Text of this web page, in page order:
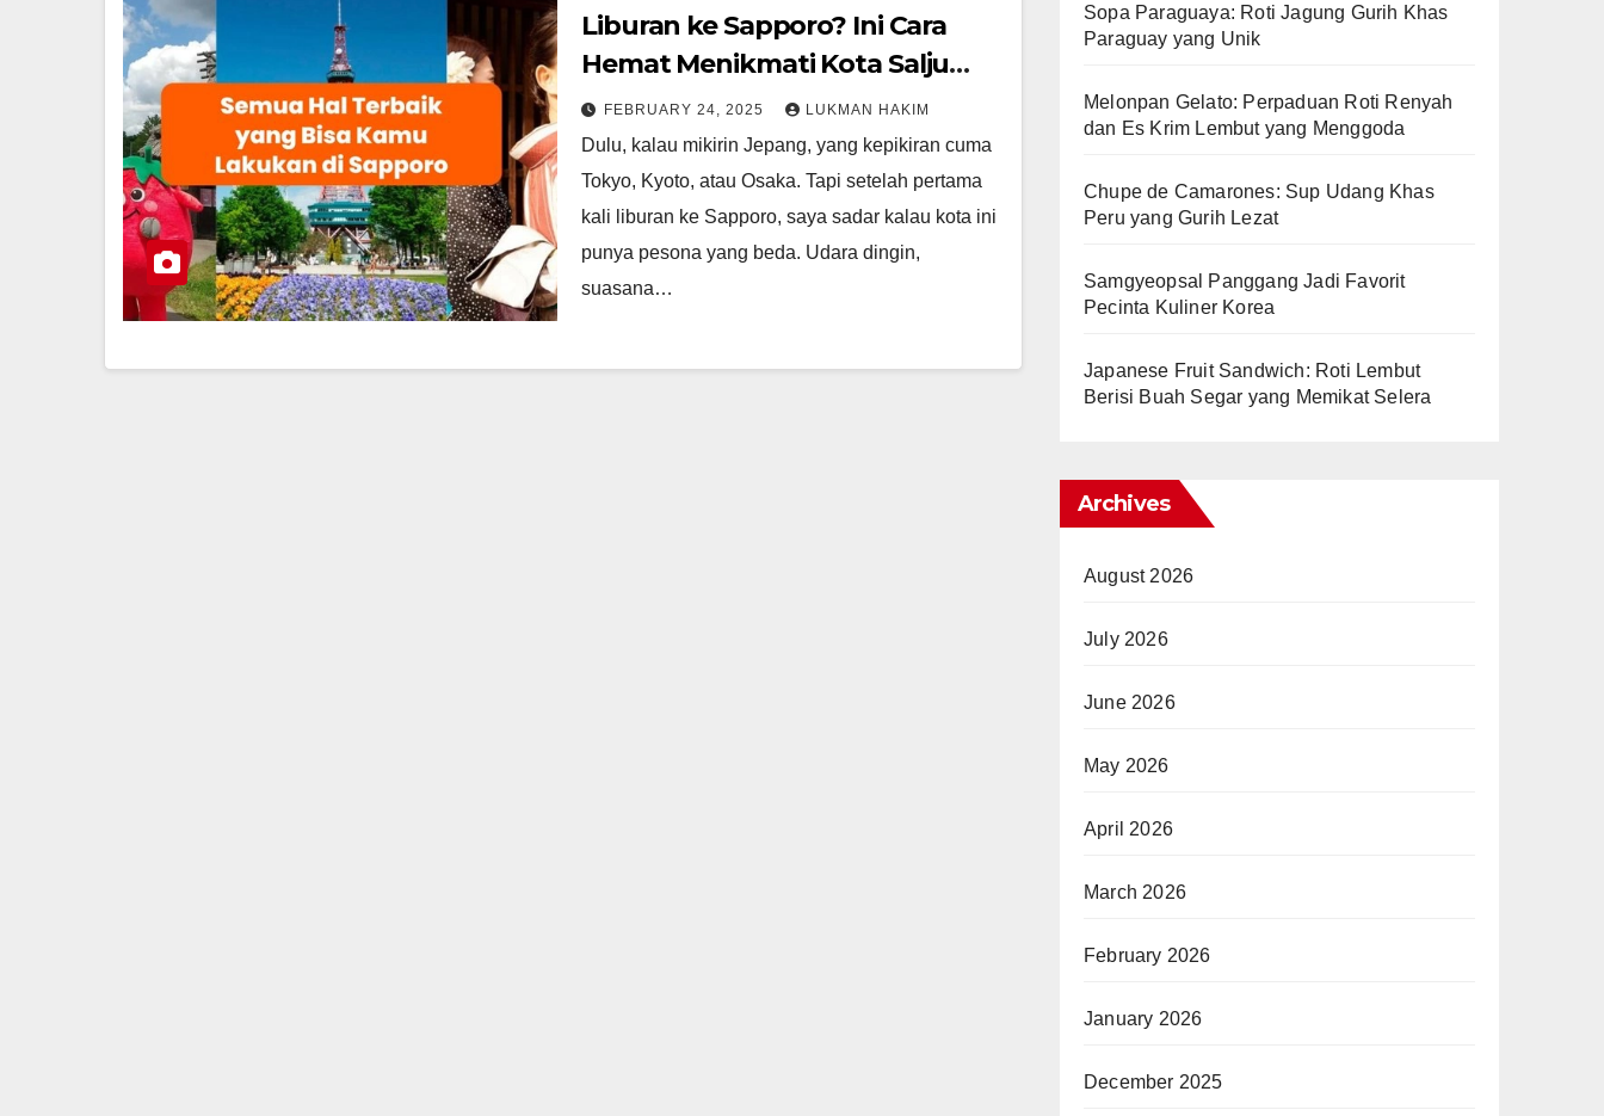
Liburan ke Sapporo? Ini Cara
Hemat Menikmati Kota Salju
Jepang!
FEBRUARY 24, 2025 LUKMAN HAKIM
Dulu, kalau mikirin Jepang, yang kepikiran cuma
Tokyo, Kyoto, atau Osaka. Tapi setelah pertama
kali liburan ke Sapporo, saya sadar kalau kota ini
punya pesona yang beda. Udara dingin,
suasana…
Sopa Paraguaya: Roti Jagung Gurih Khas
Paraguay yang Unik
Melonpan Gelato: Perpaduan Roti Renyah
dan Es Krim Lembut yang Menggoda
Chupe de Camarones: Sup Udang Khas
Peru yang Gurih Lezat
Samgyeopsal Panggang Jadi Favorit
Pecinta Kuliner Korea
Japanese Fruit Sandwich: Roti Lembut
Berisi Buah Segar yang Memikat Selera
Archives
August 2026
July 2026
June 2026
May 2026
April 2026
March 2026
February 2026
January 2026
December 2025